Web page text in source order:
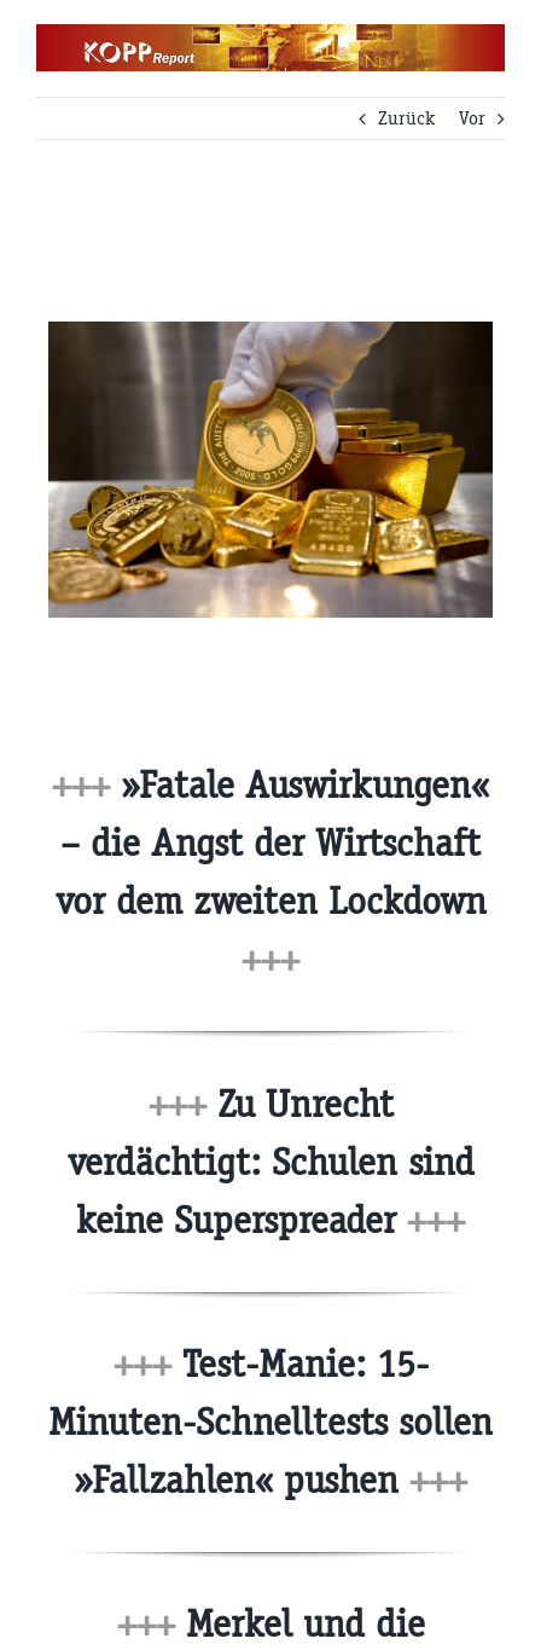
Zurück
Vor
+++»Fatale Auswirkungen«
– die Angst der Wirtschaft
vor dem zweiten Lockdown
+++
+++Zu Unrecht
verdächtigt: Schulen sind
keine Superspreader+++
+++Test-Manie: 15-
Minuten-Schnelltests sollen
»Fallzahlen« pushen +++
+++Merkel und die